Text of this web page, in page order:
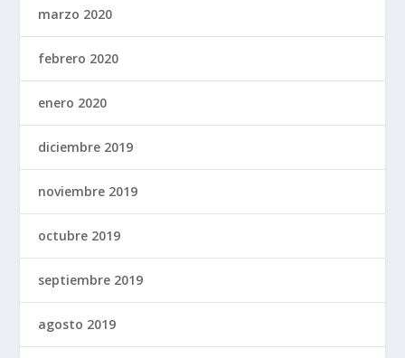
marzo 2020
febrero 2020
enero 2020
diciembre 2019
noviembre 2019
octubre 2019
septiembre 2019
agosto 2019